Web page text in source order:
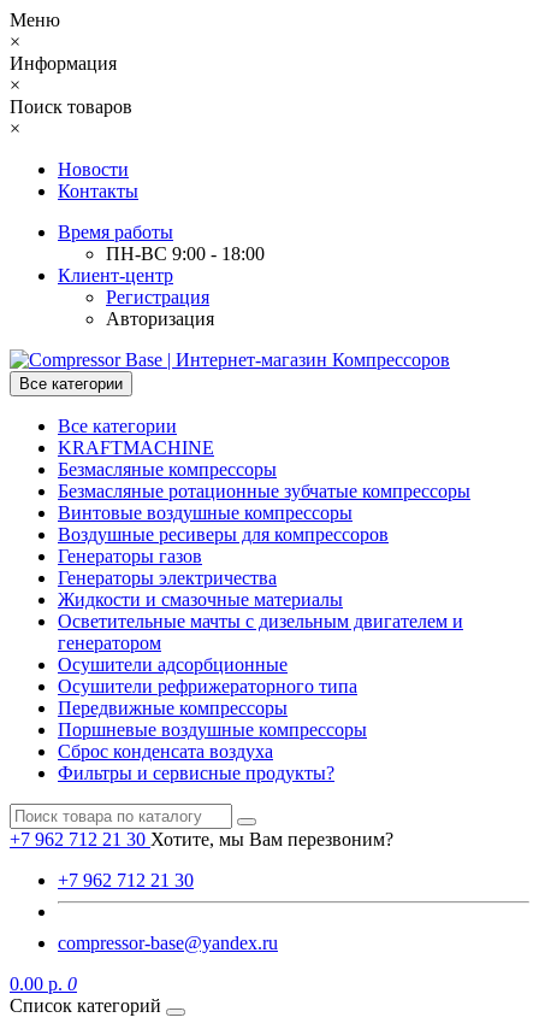
Меню
×
Информация
×
Поиск товаров
×
Новости
Контакты
Время работы
ПН-ВС 9:00 - 18:00
Клиент-центр
Регистрация
Авторизация
Все категории
Все категории
KRAFTMACHINE
Безмасляные компрессоры
Безмасляные ротационные зубчатые компрессоры
Винтовые воздушные компрессоры
Воздушные ресиверы для компрессоров
Генераторы газов
Генераторы электричества
Жидкости и смазочные материалы
Осветительные мачты с дизельным двигателем и
генератором
Осушители адсорбционные
Осушители рефрижераторного типа
Передвижные компрессоры
Поршневые воздушные компрессоры
Сброс конденсата воздуха
Фильтры и сервисные продукты?
+7 962 712 21 30 Хотите, мы Вам перезвоним?
+7 962 712 21 30
compressor-base@yandex.ru
0.00 р. 0
Список категорий